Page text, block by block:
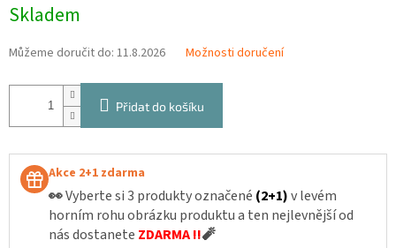
cena:
Skladem
Můžeme doručit do: 11.8.2026 Možnosti doručení
Přidat do košíku
Akce 2+1 zdarma
👀Vyberte si 3 produkty označené (2+1)v levém
horním rohu obrázku produktu a ten nejlevnější od
nás dostanete ZDARMA !!🧨